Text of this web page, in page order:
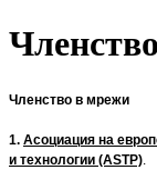
Членство в мрежи
1. Асоциация на
и технологии (ASTP).